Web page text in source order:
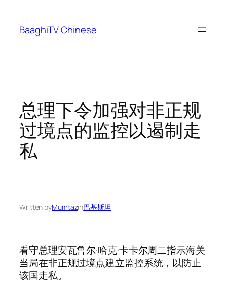
content
BaaghiTV Chinese
总理下令加强对非正规
过境点的监控以遏制走
私
Written byMumtazin巴基斯坦
看守总理安瓦鲁尔·哈克·卡卡尔周二指示海关
当局在非正规过境点建立监控系统，以防止
该国走私。